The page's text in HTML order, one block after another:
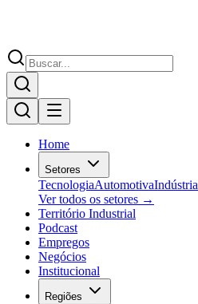
Home
Setores
TecnologiaAutomotivaIndústria
Ver todos os setores →
Território Industrial
Podcast
Empregos
Negócios
Institucional
Regiões